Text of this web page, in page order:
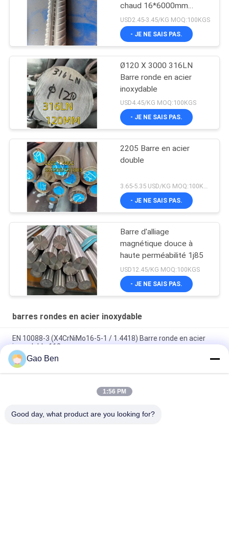
chaud 16*6000mm
SUS304
USD2.45-3.45/KG MOQ:100KGS
- JE NE SAIS PAS.
Ø120 X 3000 316LN
Barre ronde en acier
inoxydable
USD4.45/KG MOQ:100KGS
- JE NE SAIS PAS.
2205 Barre en acier
double
3.65-5.35 USD/KG MOQ:100KGS
- JE NE SAIS PAS.
Barre d'alliage
magnétique douce à
haute perméabilité 1j85
USD12.45/KG MOQ:100KGS
- JE NE SAIS PAS.
barres rondes en acier inoxydable
EN 10088-3 (X4CrNiMo16-5-1 / 1.4418) Barre ronde en acier
inoxydable 110 mm
Tige filetée en acier inoxydable 304 Barre d'armature en acier
inoxydable SUS304 Ø22 x 6000mm
Barre ronde ASTM A276 316Ti d'acier inoxydable SUS316Ti
Gao Ben
1:56 PM
Good day, what product are you looking for?